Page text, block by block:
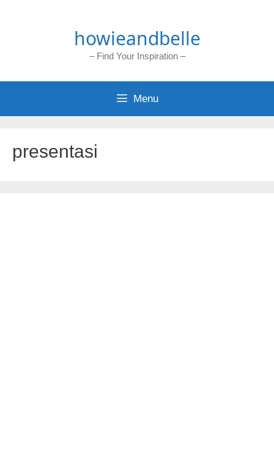
howieandbelle
– Find Your Inspiration –
Menu
presentasi